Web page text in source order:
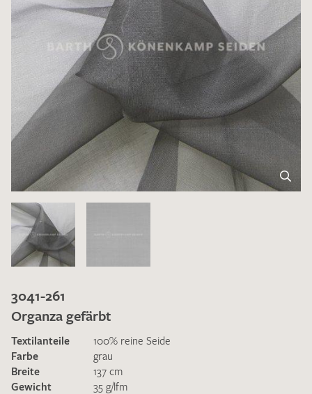
3041-261
Organza gefärbt
Textilanteile
100% reine Seide
Farbe
grau
Breite
137 cm
Gewicht
35 g/lfm